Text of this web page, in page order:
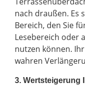
nach draußen. Es
Bereich, den Sie
Lesebereich oder
nutzen können.
wahren
3. Wertsteigerung